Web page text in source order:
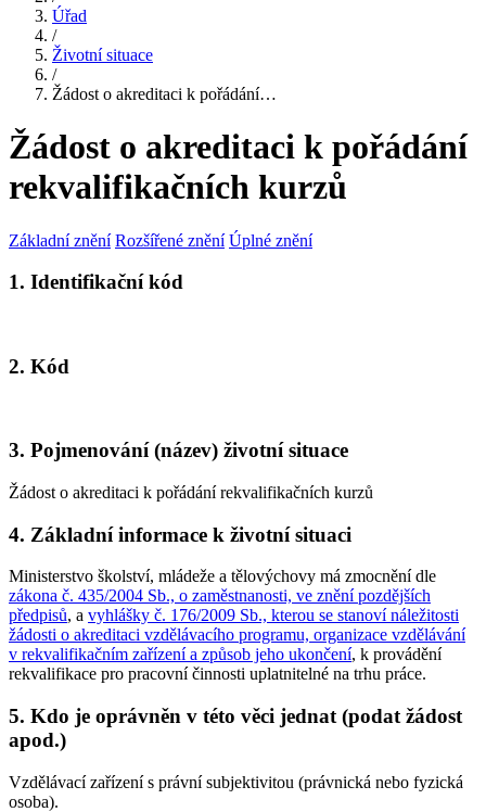
Úřad
/
Životní situace
/
Žádost o akreditaci k pořádání…
Žádost o akreditaci k pořádání
rekvalifikačních kurzů
Základní znění Rozšířené znění Úplné znění
1. Identifikační kód
2. Kód
3. Pojmenování (název) životní situace
Žádost o akreditaci k pořádání rekvalifikačních kurzů
4. Základní informace k životní situaci
Ministerstvo školství, mládeže a tělovýchovy má zmocnění dle
zákona č. 435/2004 Sb., o zaměstnanosti, ve znění pozdějších
předpisů, a vyhlášky č. 176/2009 Sb., kterou se stanoví náležitosti
žádosti o akreditaci vzdělávacího programu, organizace vzdělávání
v rekvalifikačním zařízení a způsob jeho ukončení, k provádění
rekvalifikace pro pracovní činnosti uplatnitelné na trhu práce.
5. Kdo je oprávněn v této věci jednat (podat žádost
apod.)
Vzdělávací zařízení s právní subjektivitou (právnická nebo fyzická
osoba).